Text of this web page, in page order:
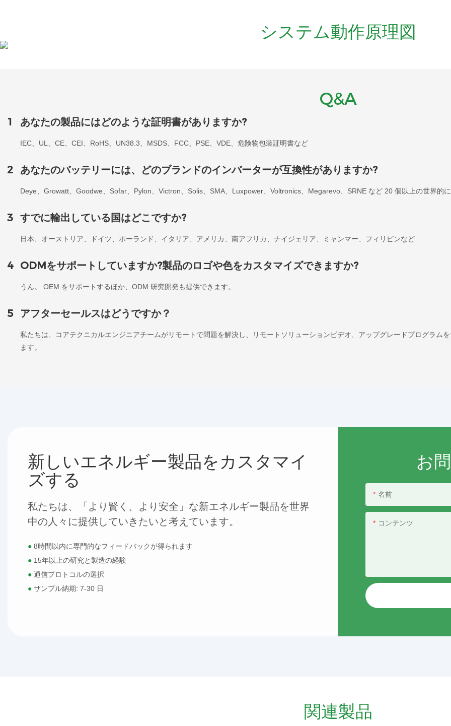
システム動作原理図
Q&A
1 あなたの製品にはどのような証明書がありますか?
IEC、UL、CE、CEI、RoHS、UN38.3、MSDS、FCC、PSE、VDE、危険物包装証明書など
2 あなたのバッテリーには、どのブランドのインバーターが互換性がありますか?
Deye、Growatt、Goodwe、Sofar、Pylon、Victron、Solis、SMA、Luxpower、Voltronics、Megarevo、SRNE など 20 個以上の世界的
3 すでに輸出している国はどこですか?
日本、オーストリア、ドイツ、ポーランド、イタリア、アメリカ、南アフリカ、ナイジェリア、ミャンマー、フィリピンなど
4 ODMをサポートしていますか?製品のロゴや色をカスタマイズできますか?
うん。 OEM をサポートするほか、ODM 研究開発も提供できます。
5 アフターセールスはどうですか？
私たちは、コアテクニカルエンジニアチームがリモートで問題を解決し、リモートソリューションビデオ、アップグレードプログラム
ます。
新しいエネルギー製品をカスタマイ
ズする
私たちは、「より賢く、より安全」な新エネルギー製品を世界
中の人々に提供していきたいと考えています。
●8時間以内に専門的なフィードバックが得られます
● 15年以上の研究と製造の経験
●通信プロトコルの選択
●サンプル納期: 7-30 日
お
名前
コンテンツ
関連製品